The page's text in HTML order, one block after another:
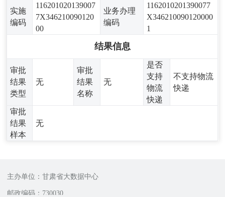
实施
编码
116201020139007
7X346210090120
00
业务办理
编码
1162010201390077
X346210090120000
1
结果信息
审批
结果
类型
无
审批
结果
名称
无
是否
支持
物流
快递
不支持物流
快递
审批
结果
样本
无
主办单位：甘肃省大数据中心
邮政编码：730030